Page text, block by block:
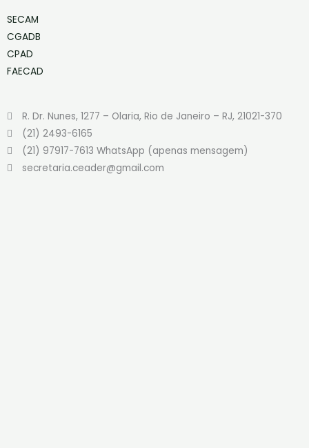
b
o
o
k
SECAM
CGADB
CPAD
FAECAD
R. Dr. Nunes, 1277 – Olaria, Rio de Janeiro – RJ, 21021-370
(21) 2493-6165
(21) 97917-7613 WhatsApp (apenas mensagem)
secretaria.ceader@gmail.com